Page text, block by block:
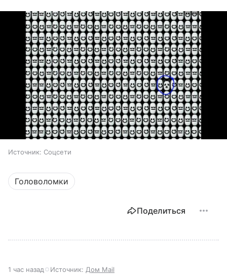
Источник: Соцсети
Головоломки
Поделиться
1 час назад Источник: Дом Mail